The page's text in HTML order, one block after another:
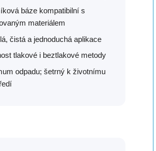
báze kompatibilní s
materiálem
čistá a jednoduchá aplikace
tlakové i beztlakové metody
odpadu; šetrný k životnímu